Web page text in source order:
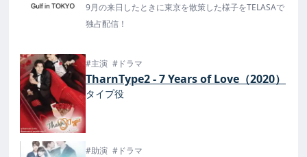
9月の来日したときに東京を散策した様子をTELASAで
独占配信！
#主演 #ドラマ
TharnType2 - 7 Years of Love（2020）
タイプ役
#助演 #ドラマ